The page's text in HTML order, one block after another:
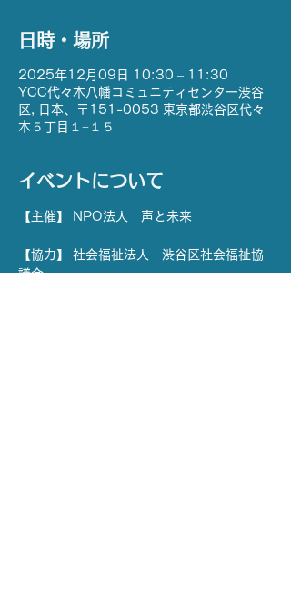
日時・場所
2025年12月09日 10:30 – 11:30
YCC代々木八幡コミュニティセンター渋谷
区, 日本、〒151-0053 東京都渋谷区代々
木５丁目１−１５
イベントについて
【主催】 NPO法人　声と未来
【協力】 社会福祉法人　渋谷区社会福祉協
議会